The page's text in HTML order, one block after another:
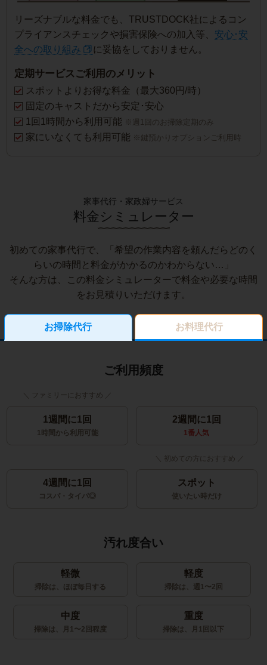
リーズナブルな料金でも、TRUSTDOCK社によるコン
プライアンスチェックや損害保険への加入等、 安心･安
全への取り組み
に妥協をしておりません。
定期サービスご利用のメリット
スポットよりお得な料金（最大360円/時）
固定のキャストだから安定･安心
1回1時間から利用可能 ※週1回のお掃除定期のみ
家にいなくても利用可能 ※鍵預かりオプションご利用時
家事代行・家政婦サービス
料金シミュレーター
初めての家事代行で、「希望の作業内容を頼んだらどのく
らいの時間と料金がかかるのかわからない…」
そんな方は、この料金シミュレーターで料金や必要な時間
をお見積りいただけます。
お掃除代行 お料理代行
ご利用頻度
1週間に1回
1時間から利用可能
2週間に1回
1番人気
4週間に1回
コスパ・タイパ◎
スポット
使いたい時だけ
汚れ度合い
軽微
掃除は、ほぼ毎日する
軽度
掃除は、週1〜2回
中度
掃除は、月1〜2回程度
重度
掃除は、月1回以下